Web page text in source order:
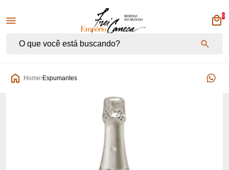
Empório Frei Caneca
0
Home Espumantes